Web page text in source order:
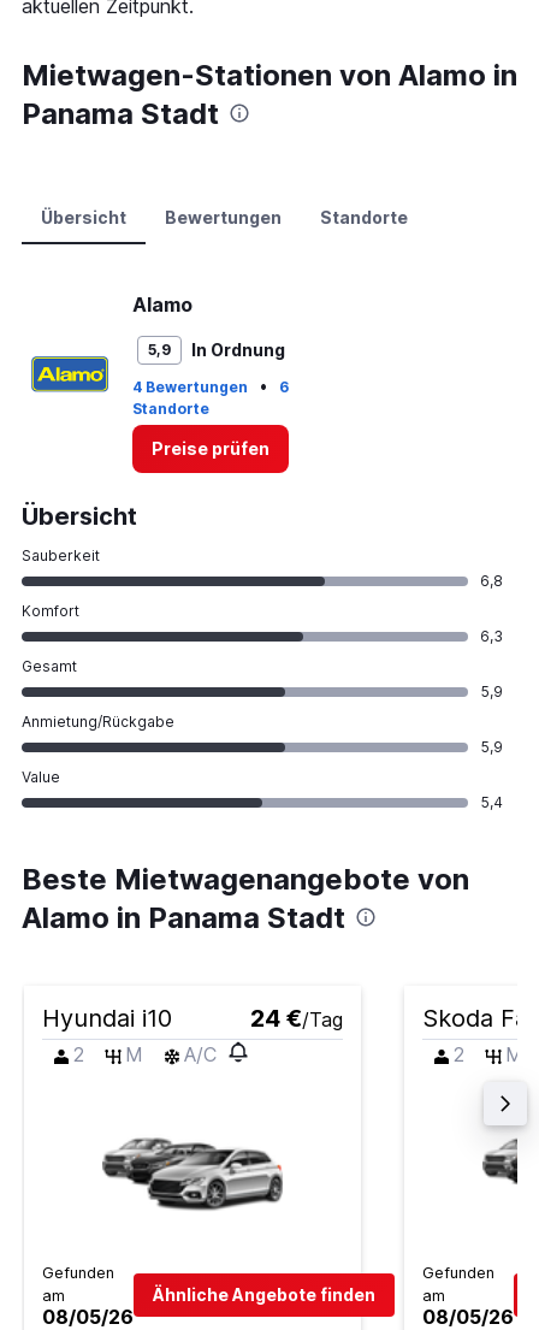
Range:
to
75.
aktuellen Zeitpunkt.
Mietwagen-Stationen von Alamo in
Panama Stadt
Übersicht Bewertungen Standorte
Alamo
5,9 In Ordnung
4 Bewertungen •
6
Standorte
Preise prüfen
Übersicht
Sauberkeit
6,8
Komfort
6,3
Gesamt
5,9
Anmietung/Rückgabe
5,9
Value
5,4
Beste Mietwagenangebote von
Alamo in Panama Stadt
Hyundai i10 24 €/Tag
2
M A/C
Gefunden
am
08/05/26
Ähnliche Angebote finden
Skoda
2 M
Gefunden
am
08/05/26